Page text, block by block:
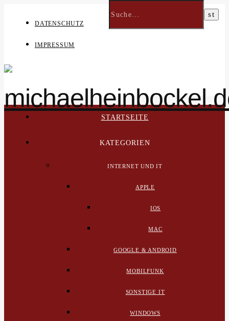
DATENSCHUTZ
IMPRESSUM
STARTSEITE
KATEGORIEN
INTERNET UND IT
APPLE
IOS
MAC
GOOGLE & ANDROID
MOBILFUNK
SONSTIGE IT
WINDOWS